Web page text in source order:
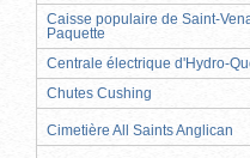
Caisse populaire de Saint-
Paquette
Centrale électrique d'Hydro-
Chutes Cushing
Cimetière All Saints Anglican